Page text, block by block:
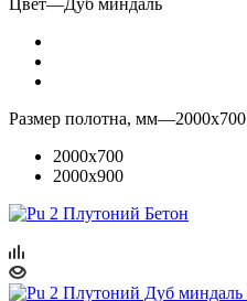
Размер полотна, мм—2000x700
2000x700
2000x900